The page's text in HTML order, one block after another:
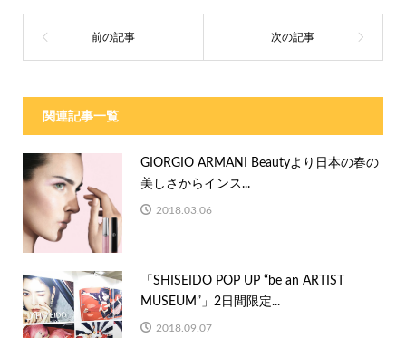
関連記事一覧
GIORGIO ARMANI Beautyより日本の春の
美しさからインス...
2018.03.06
「SHISEIDO POP UP “be an ARTIST
MUSEUM”」2⽇間限定...
2018.09.07